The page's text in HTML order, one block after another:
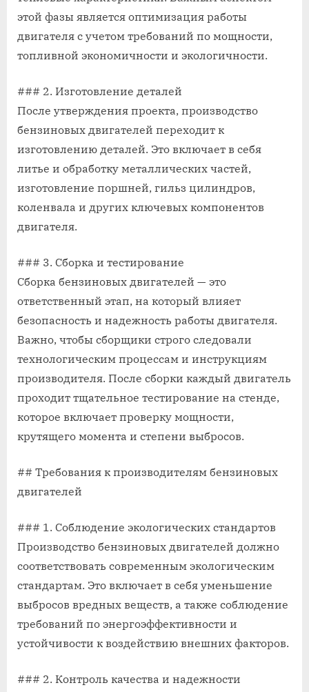
этой фазы является оптимизация работы
двигателя с учетом требований по мощности,
топливной экономичности и экологичности.
### 2. Изготовление деталей
После утверждения проекта, производство
бензиновых двигателей переходит к
изготовлению деталей. Это включает в себя
литье и обработку металлических частей,
изготовление поршней, гильз цилиндров,
коленвала и других ключевых компонентов
двигателя.
### 3. Сборка и тестирование
Сборка бензиновых двигателей — это
ответственный этап, на который влияет
безопасность и надежность работы двигателя.
Важно, чтобы сборщики строго следовали
технологическим процессам и инструкциям
производителя. После сборки каждый двигатель
проходит тщательное тестирование на стенде,
которое включает проверку мощности,
крутящего момента и степени выбросов.
## Требования к производителям бензиновых
двигателей
### 1. Соблюдение экологических стандартов
Производство бензиновых двигателей должно
соответствовать современным экологическим
стандартам. Это включает в себя уменьшение
выбросов вредных веществ, а также соблюдение
требований по энергоэффективности и
устойчивости к воздействию внешних факторов.
### 2. Контроль качества и надежности